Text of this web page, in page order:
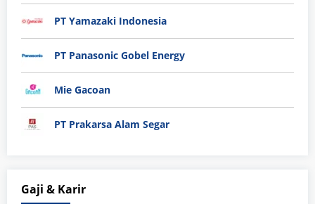
PT Yamazaki Indonesia
PT Panasonic Gobel Energy
Mie Gacoan
PT Prakarsa Alam Segar
Gaji & Karir